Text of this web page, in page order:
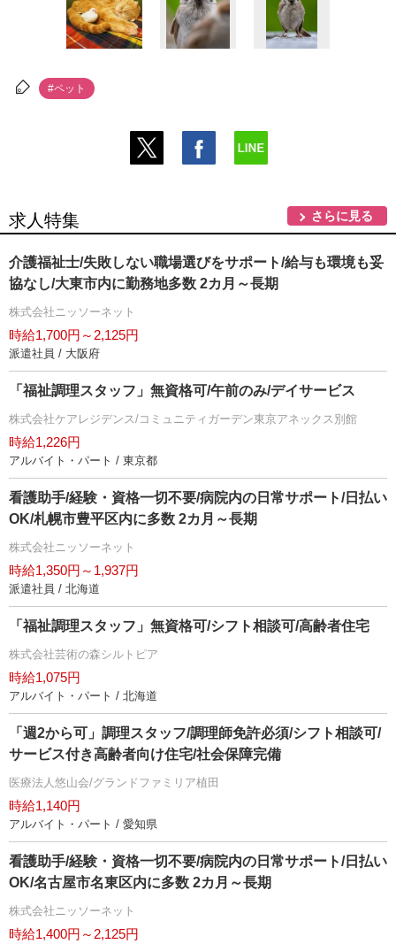
#ペット
求人特集 さらに見る
介護福祉士/失敗しない職場選びをサポート/給与も環境も妥
協なし/大東市内に勤務地多数 2カ月～長期
株式会社ニッソーネット
時給1,700円～2,125円
派遣社員 / 大阪府
「福祉調理スタッフ」無資格可/午前のみ/デイサービス
株式会社ケアレジデンス/コミュニティガーデン東京アネックス別館
時給1,226円
アルバイト・パート / 東京都
看護助手/経験・資格一切不要/病院内の日常サポート/日払い
OK/札幌市豊平区内に多数 2カ月～長期
株式会社ニッソーネット
時給1,350円～1,937円
派遣社員 / 北海道
「福祉調理スタッフ」無資格可/シフト相談可/高齢者住宅
株式会社芸術の森シルトピア
時給1,075円
アルバイト・パート / 北海道
「週2から可」調理スタッフ/調理師免許必須/シフト相談可/
サービス付き高齢者向け住宅/社会保障完備
医療法人悠山会/グランドファミリア植田
時給1,140円
アルバイト・パート / 愛知県
看護助手/経験・資格一切不要/病院内の日常サポート/日払い
OK/名古屋市名東区内に多数 2カ月～長期
株式会社ニッソーネット
時給1,400円～2,125円